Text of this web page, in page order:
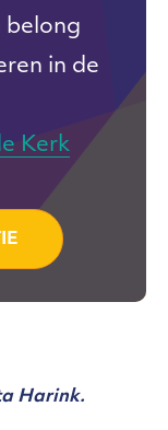
belong
in de
Kerk
Harink.